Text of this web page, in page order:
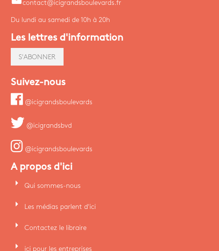
contact@icigrandsboulevards.fr
Du lundi au samedi de 10h à 20h
Les lettres d'information
S'ABONNER
Suivez-nous
@icigrandsboulevards
@icigrandsbvd
@icigrandsboulevards
A propos d'ici
arrow_right Qui sommes-nous
arrow_right Les médias parlent d'ici
arrow_right Contactez le libraire
arrow_right ici pour les entreprises